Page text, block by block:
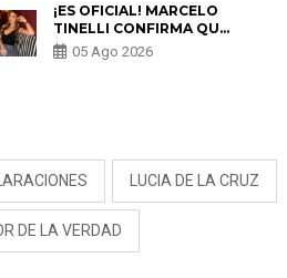
PREOCUPACIÓN
¡ES OFICIAL! MARCELO
TINELLI CONFIRMA QUE
REGRESÓ CON MILETT
FIGUEROA: “EL AMOR
05 Ago 2026
LUCIA DE LA CRUZ
DE LA VERDAD